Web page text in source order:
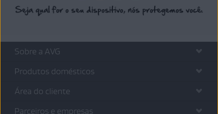
Sobre a AVG
Produtos domésticos
Área do cliente
Parceiros e empresas